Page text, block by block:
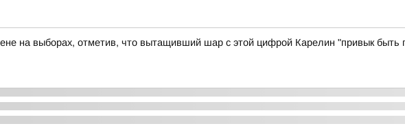
на выборах, отметив, что вытащивший шар с этой цифрой Карелин "привык быть